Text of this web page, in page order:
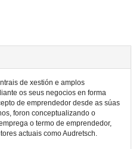
de xestión e amplos
os seus negocios en forma
de emprendedor desde as súas
foron conceptualizando o
o termo de emprendedor,
actuais como Audretsch.